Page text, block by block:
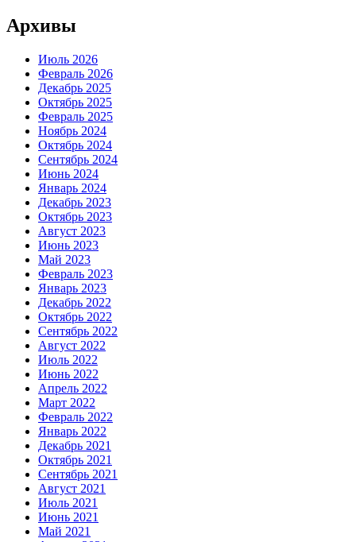
Архивы
Июль 2026
Февраль 2026
Декабрь 2025
Октябрь 2025
Февраль 2025
Ноябрь 2024
Октябрь 2024
Сентябрь 2024
Июнь 2024
Январь 2024
Декабрь 2023
Октябрь 2023
Август 2023
Июнь 2023
Май 2023
Февраль 2023
Январь 2023
Декабрь 2022
Октябрь 2022
Сентябрь 2022
Август 2022
Июль 2022
Июнь 2022
Апрель 2022
Март 2022
Февраль 2022
Январь 2022
Декабрь 2021
Октябрь 2021
Сентябрь 2021
Август 2021
Июль 2021
Июнь 2021
Май 2021